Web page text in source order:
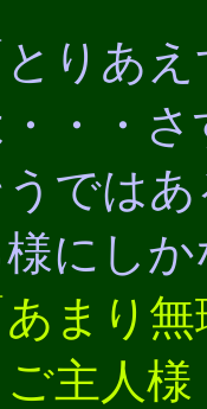
りあ
・・
では
にし
まり
主人